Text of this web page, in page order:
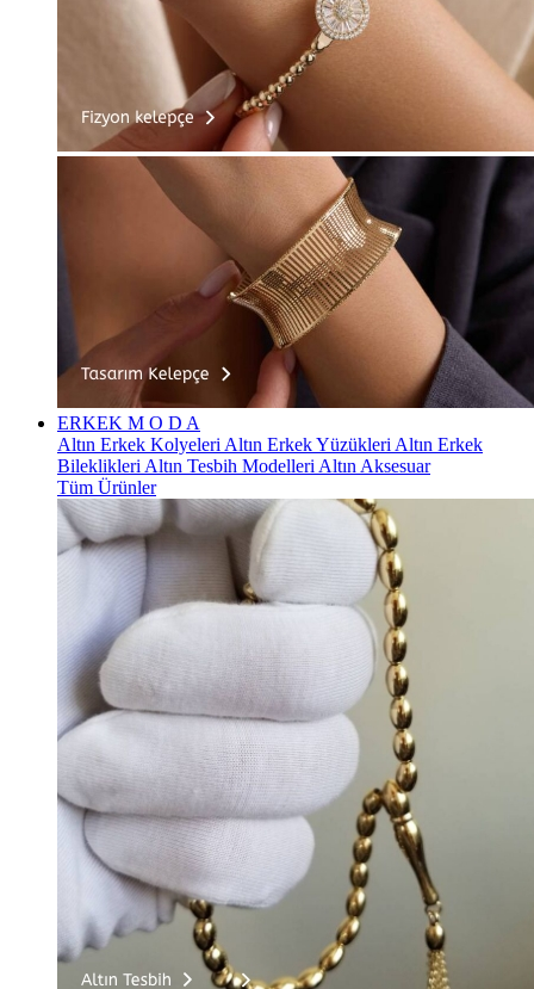
ERKEK M O D A
Altın Erkek Kolyeleri Altın Erkek Yüzükleri Altın Erkek
Bileklikleri Altın Tesbih Modelleri Altın Aksesuar
Tüm Ürünler